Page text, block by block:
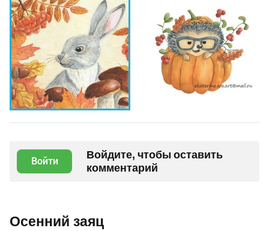
Войти
Войдите, чтобы оставить
комментарий
Осенний заяц